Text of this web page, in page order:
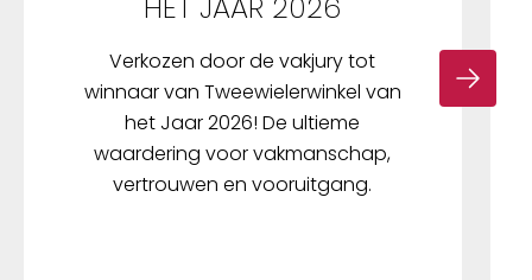
HET JAAR 2026
Verkozen door de vakjury tot
winnaar van Tweewielerwinkel van
het Jaar 2026! De ultieme
waardering voor vakmanschap,
vertrouwen en vooruitgang.